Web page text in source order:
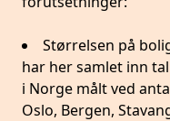
Størrelsen på
har her samlet inn
i Norge målt ved
Oslo, Bergen,